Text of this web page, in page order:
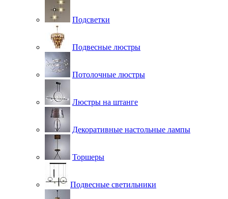
Подсветки
Подвесные люстры
Потолочные люстры
Люстры на штанге
Декоративные настольные лампы
Торшеры
Подвесные светильники